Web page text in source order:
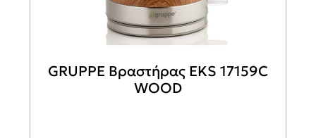
GRUPPE Βραστήρας EKS 17159C
WOOD